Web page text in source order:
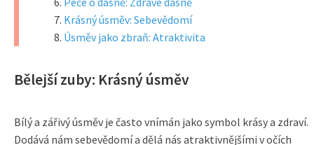
Krásný úsměv: Sebevědomí
Úsměv jako zbraň: Atraktivita
Bělejší zuby: Krásný úsměv
Bílý a zářivý úsměv je často vnímán jako symbol krásy a zdraví.
Dodává nám sebevědomí a dělá nás atraktivnějšími v očích